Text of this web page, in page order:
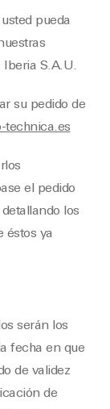
pueda
Iberia S.A.U.
su pedido de
technica.es
el pedido
los
éstos ya
serán los
fecha en que
de validez
de